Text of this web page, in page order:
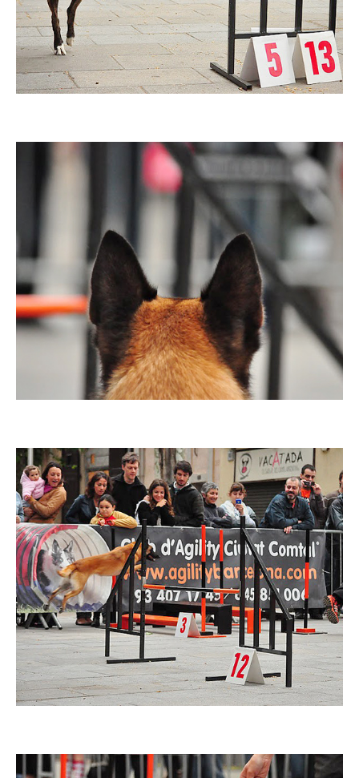
Imatge